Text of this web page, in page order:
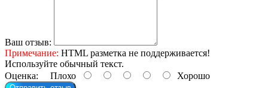
Ваш отзыв:
Примечание: HTML разметка не поддерживается!
Используйте обычный текст.
Оценка: Плохо Хорошо